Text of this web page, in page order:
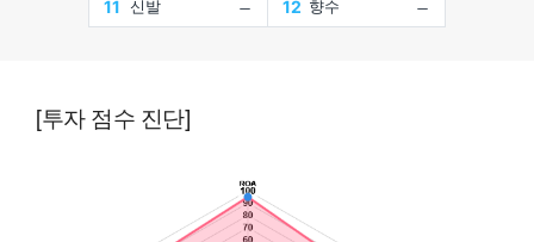
[투자 점수 진단]